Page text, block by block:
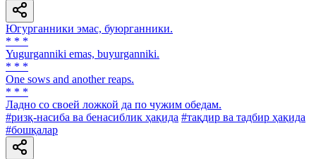
Югурганники эмас, буюрганники.
* * *
Yugurganniki emas, buyurganniki.
* * *
One sows and another reaps.
* * *
Ладно со своей ложкой да по чужим обедам.
#ризқ-насиба ва бенасиблик ҳақида #тақдир ва тадбир ҳақида
#бошқалар